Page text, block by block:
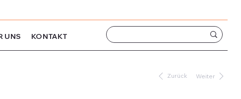
UNS KONTAKT
Zurück Weiter